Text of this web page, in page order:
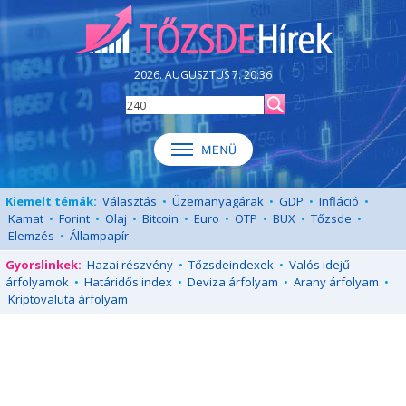
2026. AUGUSZTUS 7. 20:36
Kiemelt témák: Választás • Üzemanyagárak • GDP • Infláció •
Kamat • Forint • Olaj • Bitcoin • Euro • OTP • BUX • Tőzsde •
Elemzés • Állampapír
Gyorslinkek: Hazai részvény • Tőzsdeindexek • Valós idejű
árfolyamok • Határidős index • Deviza árfolyam • Arany árfolyam •
Kriptovaluta árfolyam